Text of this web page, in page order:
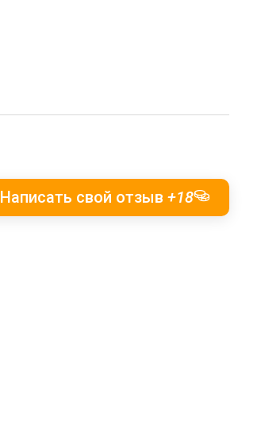
Написать свой отзыв +18